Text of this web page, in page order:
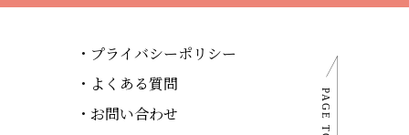
プライバシーポリシー
よくある質問
お問い合わせ